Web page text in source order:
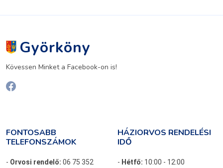
Györköny
Kövessen Minket a Facebook-on is!
FONTOSABB
TELEFONSZÁMOK
- Orvosi rendelő: 06 75 352
HÁZIORVOS RENDELÉSI
IDŐ
- Hétfő: 10:00 - 12:00